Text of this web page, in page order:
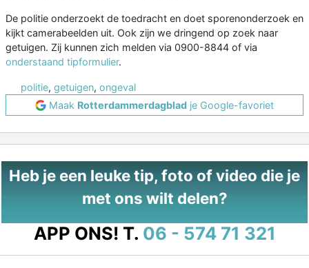
De politie onderzoekt de toedracht en doet sporenonderzoek en
kijkt camerabeelden uit. Ook zijn we dringend op zoek naar
getuigen. Zij kunnen zich melden via 0900-8844 of via
onderstaand tipformulier.
politie, getuigen, ongeval
Maak Rotterdammerdagblad je Google-favoriet
Heb je een leuke tip, foto of video die je
met ons wilt delen?
APP ONS! T. 06 - 574 71 321